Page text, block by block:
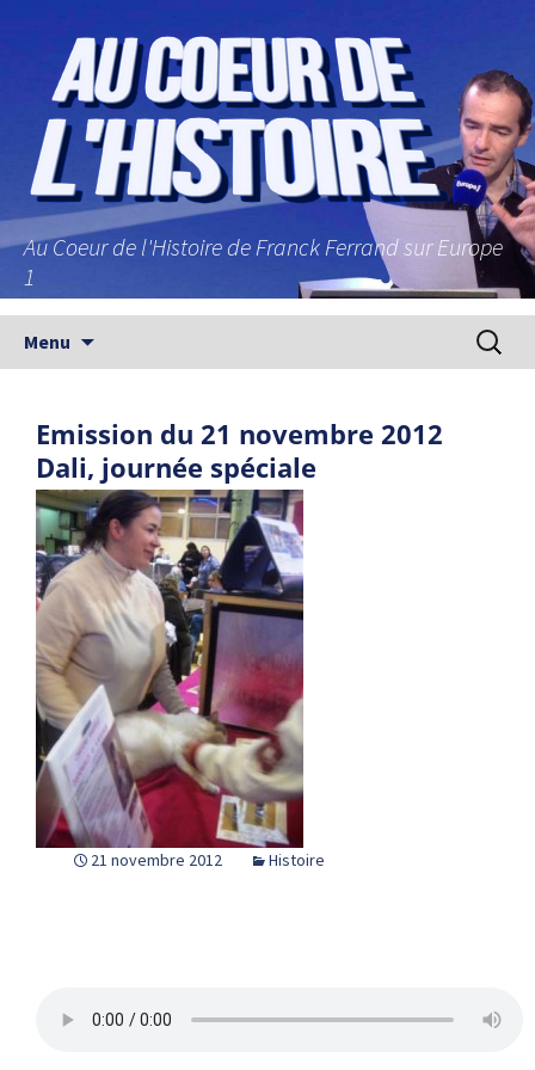
Au Coeur de l'Histoire de Franck Ferrand sur Europe
1
Menu
Emission du 21 novembre 2012
Dali, journée spéciale
21 novembre 2012 Histoire